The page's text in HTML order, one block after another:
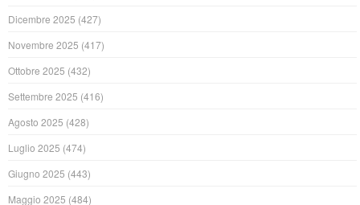
Dicembre 2025 (427)
Novembre 2025 (417)
Ottobre 2025 (432)
Settembre 2025 (416)
Agosto 2025 (428)
Luglio 2025 (474)
Giugno 2025 (443)
Maggio 2025 (484)